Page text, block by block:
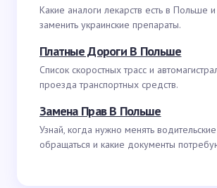
Какие аналоги лекарств есть в Польше
заменить украинские препараты.
Платные Дороги В Польше
Список скоростных трасс и
проезда транспортных средств.
Замена Прав В Польше
Узнай, когда нужно менять
обращаться и какие документы